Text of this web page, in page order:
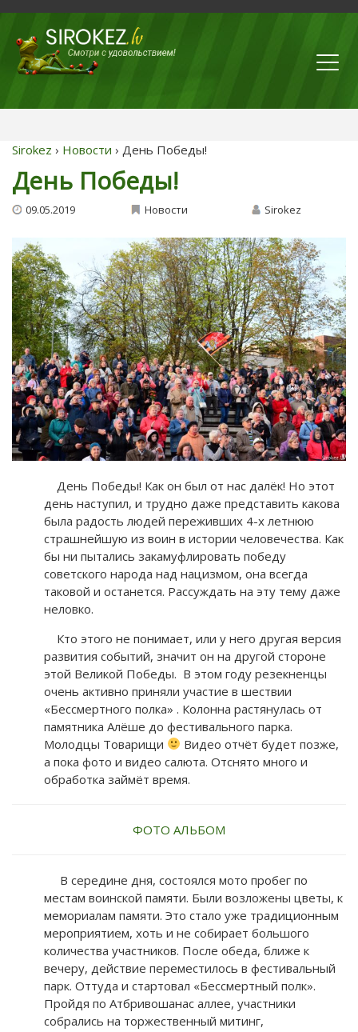
Sirokez › Новости › День Победы!
День Победы!
09.05.2019 Новости Sirokez
День Победы! Как он был от нас далёк! Но этот
день наступил, и трудно даже представить какова
была радость людей переживших 4-х летнюю
страшнейшую из воин в истории человечества. Как
бы ни пытались закамуфлировать победу
советского народа над нацизмом, она всегда
таковой и останется. Рассуждать на эту тему даже
неловко.
Кто этого не понимает, или у него другая версия
развития событий, значит он на другой стороне
этой Великой Победы. В этом году резекненцы
очень активно приняли участие в шествии
«Бессмертного полка» . Колонна растянулась от
памятника Алёше до фестивального парка.
Молодцы Товарищи
Видео отчёт будет позже,
а пока фото и видео салюта. Отснято много и
обработка займёт время.
ФОТО АЛЬБОМ
В середине дня, состоялся мото пробег по
местам воинской памяти. Были возложены цветы, к
мемориалам памяти. Это стало уже традиционным
мероприятием, хоть и не собирает большого
количества участников. После обеда, ближе к
вечеру, действие переместилось в фестивальный
парк. Оттуда и стартовал «Бессмертный полк».
Пройдя по Атбривошанас аллее, участники
собрались на торжественный митинг,